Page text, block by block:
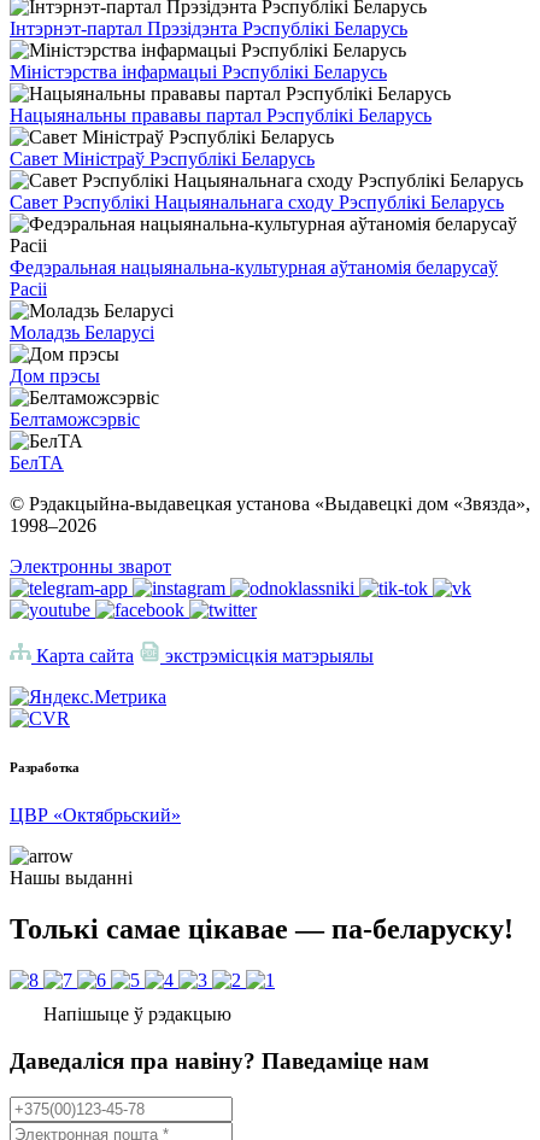
Інтэрнэт-партал Прэзідэнта Рэспублікі Беларусь
Міністэрства інфармацыі Рэспублікі Беларусь
Нацыянальны прававы партал Рэспублікі Беларусь
Савет Міністраў Рэспублікі Беларусь
Савет Рэспублікі Нацыянальнага сходу Рэспублікі Беларусь
Федэральная нацыянальна-культурная аўтаномія беларусаў
Расіі
Моладзь Беларусі
Дом прэсы
Белтаможсэрвіс
БелТА
© Рэдакцыйна-выдавецкая установа «Выдавецкі дом «Звязда»,
1998–2026
Электронны зварот
Карта сайта экстрэмісцкія матэрыялы
Разработка
ЦВР «Октябрьский»
Нашы выданні
Толькі самае цікавае — па-беларуску!
Напішыце ў рэдакцыю
Даведаліся пра навіну? Паведаміце нам